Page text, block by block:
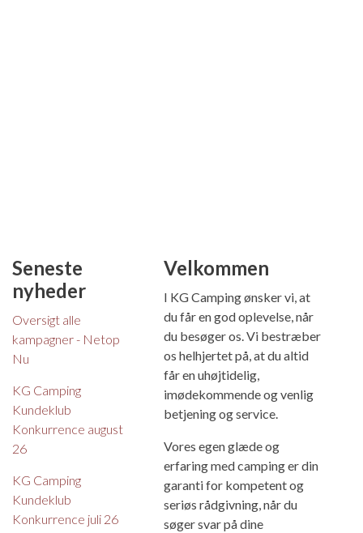
Seneste
nyheder
Oversigt alle
kampagner - Netop
Nu
KG Camping
Kundeklub
Konkurrence august
26
KG Camping
Kundeklub
Konkurrence juli 26
Velkommen
I KG Camping ønsker vi, at
du får en god oplevelse, når
du besøger os. Vi bestræber
os helhjertet på, at du altid
får en uhøjtidelig,
imødekommende og venlig
betjening og service.
Vores egen glæde og
erfaring med camping er din
garanti for kompetent og
seriøs rådgivning, når du
søger svar på dine